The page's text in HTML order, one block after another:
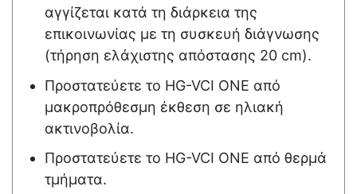
αγγίζεται κατά τη διάρκεια της
επικοινωνίας με τη συσκευή διάγνωσης
(τήρηση ελάχιστης απόστασης 20 cm).
Προστατεύετε το HG-VCI ONE από
μακροπρόθεσμη έκθεση σε ηλιακή
ακτινοβολία.
Προστατεύετε το HG-VCI ONE από θερμά
τμήματα.